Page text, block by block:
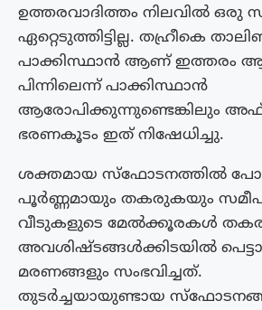
ഉത്തരവാദിത്തം നിലവിൽ ഒരു
ഏറ്റെടുത്തിട്ടില്ല. തഹ്രീകെ
പാക്കിസ്ഥാൻ ആണ് ഇത്തരം
പിന്നിലെന്ന് പാക്കിസ്ഥാൻ
ആരോപിക്കുന്നുണ്ടെങ്കിലും
ഭരണകൂടം ഇത് നിഷേധിച്ചു.
ശക്തമായ സ്ഫോടനത്തിൽ
പൂർണ്ണമായും തകരുകയും
വീടുകളുടെ മേൽക്കൂരകൾ
അവശിഷ്ടങ്ങൾക്കിടയിൽ
മരണങ്ങളും സംഭവിച്ചത്.
തുടർച്ചയായുണ്ടായ